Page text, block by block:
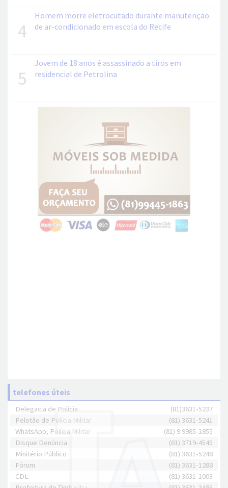
4
Homem morre eletrocutado durante manutenção
de ar-condicionado em escola do Recife
5
Jovem de 18 anos é assassinado a tiros em
residencial de Petrolina
telefones úteis
Delegacia de Polícia
(81)3631-5237
Pelotão de Polícia Militar
(81) 3631-5241
WhatsApp, Polícia Militar
(81) 9 9985-1855
Disque Denúncia
(81) 3719-4545
Minitério Público
(81) 3631-5248
Fórum
(81) 3631-1288
CDL
(81) 3631-1003